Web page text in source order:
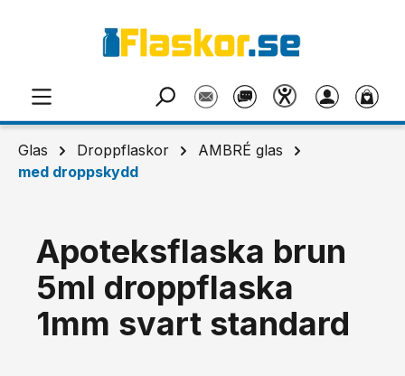
Glas Droppflaskor
AMBRÉ glas
med droppskydd
Apoteksflaska brun
5ml droppflaska
1mm svart standard